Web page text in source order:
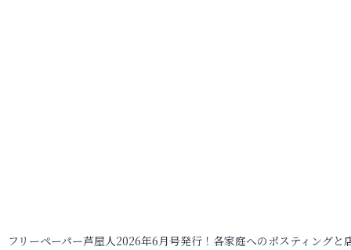
フリーペーパー芦屋人2026年6月号発行！各家庭へのポスティングと